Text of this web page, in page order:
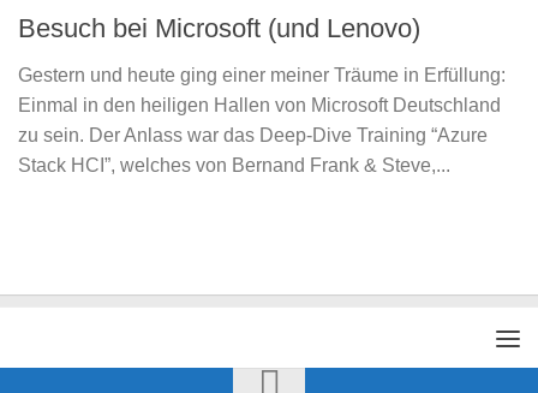
Besuch bei Microsoft (und Lenovo)
Gestern und heute ging einer meiner Träume in Erfüllung:
Einmal in den heiligen Hallen von Microsoft Deutschland
zu sein. Der Anlass war das Deep-Dive Training “Azure
Stack HCI”, welches von Bernand Frank & Steve,...